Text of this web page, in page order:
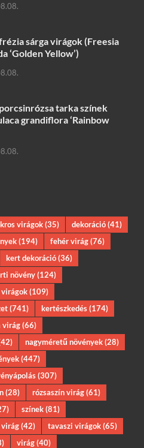
sárga virágok (Freesia
‘Golden Yellow’)
tarka színek
grandiflora ‘Rainbow
virágok(35) dekoráció(41)
(194) fehér virág(76)
kert dekoráció(36)
növény(124)
(109)
(741) kertészkedés(174)
virág(66)
nagyméretű növények(28)
(447)
(307)
(28) rózsaszín virág(61)
színek(81)
virág(42) tavaszi virágok(65)
virág(40)